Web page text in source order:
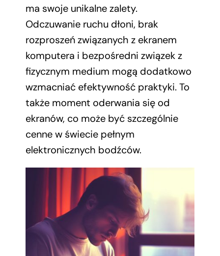
ma swoje unikalne zalety.
Odczuwanie ruchu dłoni, brak
rozproszeń związanych z ekranem
komputera i bezpośredni związek z
fizycznym medium mogą dodatkowo
wzmacniać efektywność praktyki. To
także moment oderwania się od
ekranów, co może być szczególnie
cenne w świecie pełnym
elektronicznych bodźców.